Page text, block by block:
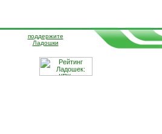
поддержите
Ладошки